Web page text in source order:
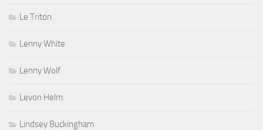
Le Triton
Lenny White
Lenny Wolf
Levon Helm
Lindsey Buckingham